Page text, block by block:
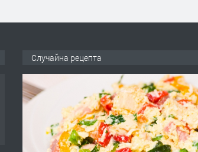
Случайна рецепта